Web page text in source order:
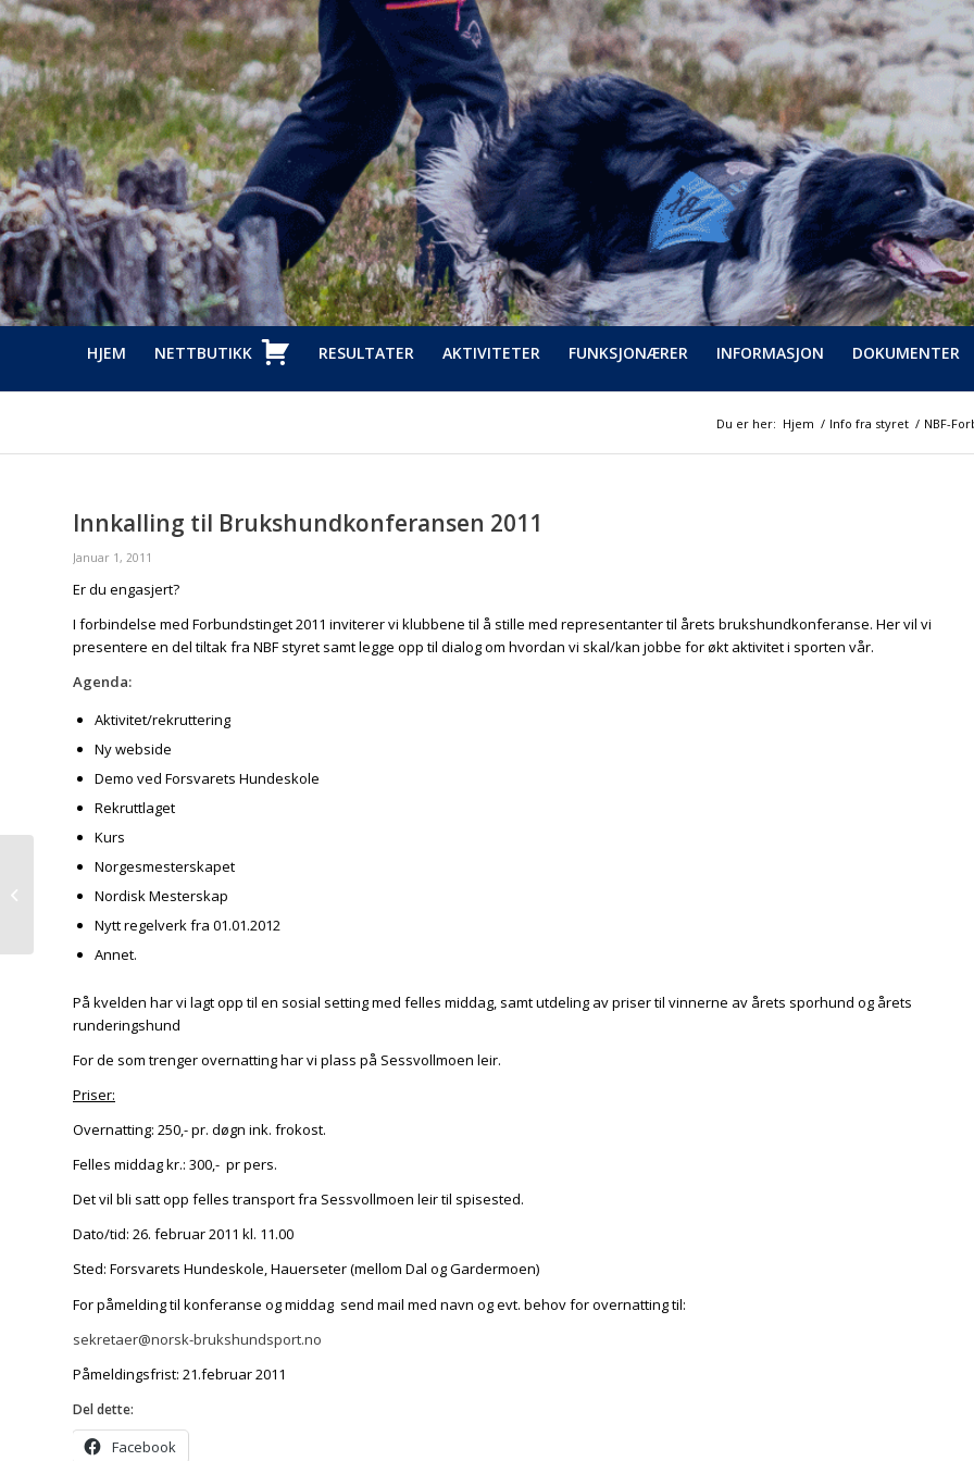
HJEM NETTBUTIKK RESULTATER AKTIVITETER FUNKSJONÆRER INFORMASJON DOKUMENTER
Du er her: Hjem / Info fra styret / NBF-
Innkalling til Brukshundkonferansen 2011
Januar 1, 2011
Er du engasjert?
I forbindelse med Forbundstinget 2011 inviterer vi klubbene til å stille med representanter til årets brukshundkonferanse. Her vil vi
presentere en del tiltak fra NBF styret samt legge opp til dialog om hvordan vi skal/kan jobbe for økt aktivitet i sporten vår.
Agenda:
Aktivitet/rekruttering
Ny webside
Demo ved Forsvarets Hundeskole
Rekruttlaget
Kurs
Norgesmesterskapet
Nordisk Mesterskap
Nytt regelverk fra 01.01.2012
Annet.
På kvelden har vi lagt opp til en sosial setting med felles middag, samt utdeling av priser til vinnerne av årets sporhund og årets
runderingshund
For de som trenger overnatting har vi plass på Sessvollmoen leir.
Priser:
Overnatting: 250,- pr. døgn ink. frokost.
Felles middag kr.: 300,- pr pers.
Det vil bli satt opp felles transport fra Sessvollmoen leir til spisested.
Dato/tid: 26. februar 2011 kl. 11.00
Sted: Forsvarets Hundeskole, Hauerseter (mellom Dal og Gardermoen)
For påmelding til konferanse og middag send mail med navn og evt. behov for overnatting til:
sekretaer@norsk-brukshundsport.no
Påmeldingsfrist: 21.februar 2011
Del dette:
Facebook
Brukshundsports Forbund